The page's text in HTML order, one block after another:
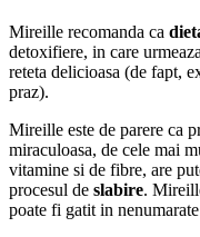
Mireille recomanda ca
detoxifiere, in care
reteta delicioasa (de fapt,
praz).
Mireille este de parere ca
miraculoasa, de cele mai
vitamine si de fibre, are
procesul de slabire.
poate fi gatit in